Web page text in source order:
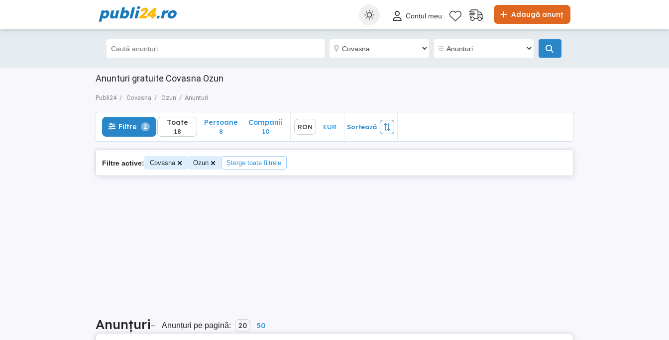
publi24.ro Adaugă anunț
Contul meu
Anunturi gratuite Covasna Ozun
Publi24 Covasna Ozun Anunturi
Filtre 2 Toate
18
Sortează
Filtre 2 Toate
18
Persoane
8
Companii
10
RON EUR Sortează
Filtre active: Covasna Ozun Șterge toate filtrele
Anunțuri– Anunțuri pe pagină: 20 50